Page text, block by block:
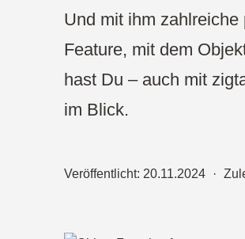
Und mit ihm
Feature, mit dem
hast Du – auch mit
im Blick.
Veröffentlicht: 20.11.2024 ·